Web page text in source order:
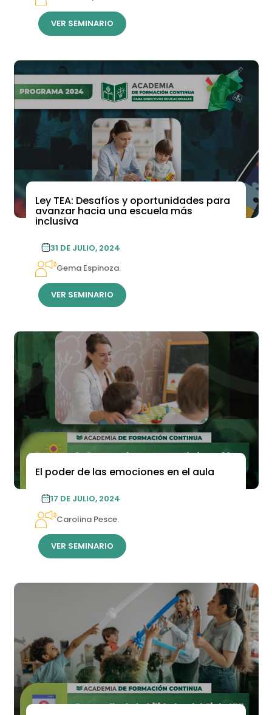
VER SEMINARIO
Ley TEA: Desafíos y oportunidades para
avanzar hacia una escuela más
inclusiva
31 DE JULIO, 2024
Gema Espinoza.
VER SEMINARIO
El poder de las emociones en el aula
17 DE JULIO, 2024
Carolina Pesce.
VER SEMINARIO